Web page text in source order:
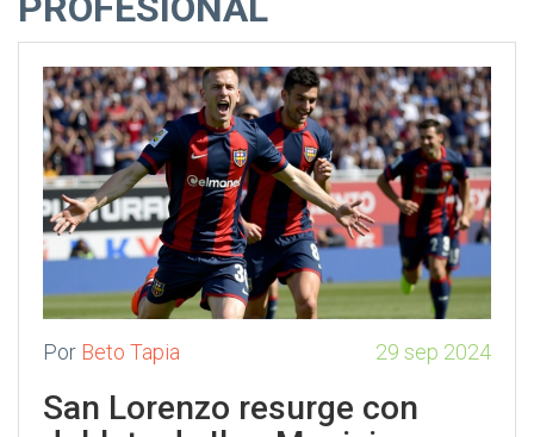
Por Beto Tapia 29 sep 2024
San Lorenzo resurge con